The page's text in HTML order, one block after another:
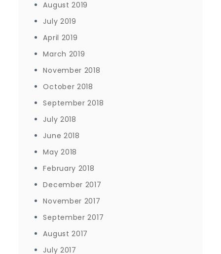
August 2019
July 2019
April 2019
March 2019
November 2018
October 2018
September 2018
July 2018
June 2018
May 2018
February 2018
December 2017
November 2017
September 2017
August 2017
July 2017